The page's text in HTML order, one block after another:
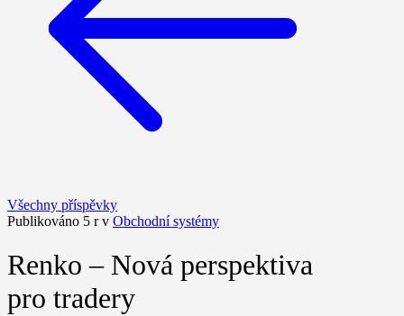
Všechny příspěvky
Publikováno 5 r v Obchodní systémy
Renko – Nová perspektiva
pro tradery